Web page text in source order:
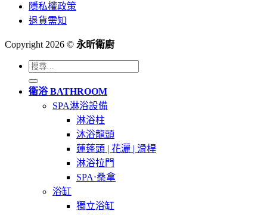
隱私權政策
退貨需知
Copyright 2026 © 永昕衛廚
搜
尋
關
衛浴 BATHROOM
SPA淋浴設備
淋浴柱
沐浴龍頭
蓮蓬頭 | 花灑 | 滑桿
淋浴拉門
SPA⋅桑拿
浴缸
獨立浴缸